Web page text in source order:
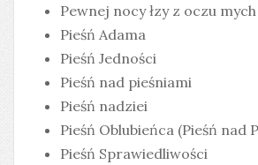
Pewnej nocy łzy z oczu mych
Pieśń Adama
Pieśń Jedności
Pieśń nad pieśniami
Pieśń nadziei
Pieśń Oblubieńca (Pieśń nad
Pieśń Sprawiedliwości